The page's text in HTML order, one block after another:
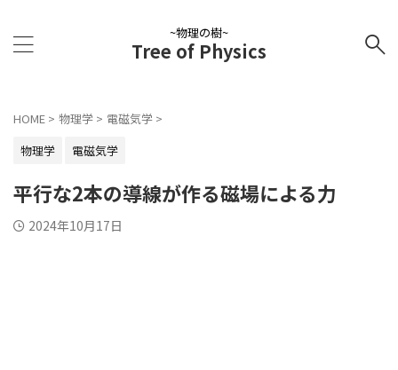
~物理の樹~
Tree of Physics
HOME > 物理学 > 電磁気学 >
物理学
電磁気学
平行な2本の導線が作る磁場による力
2024年10月17日